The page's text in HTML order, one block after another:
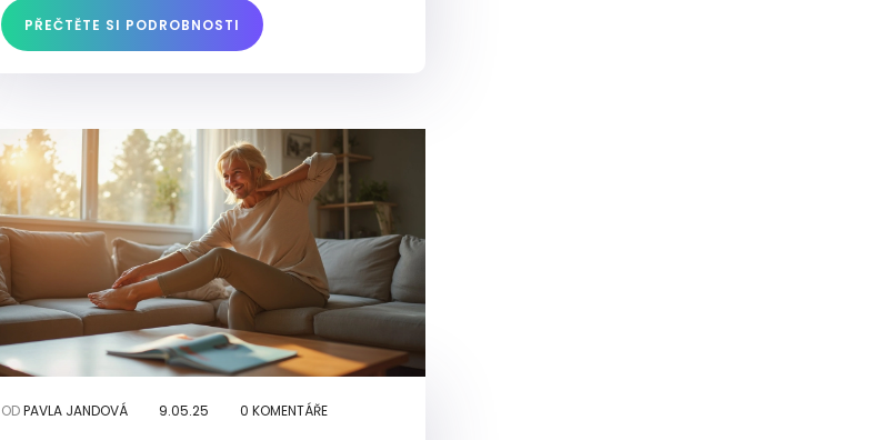
PŘEČTĚTE SI PODROBNOSTI
ODPAVLA JANDOVÁ 9.05.25 0 KOMENTÁŘE